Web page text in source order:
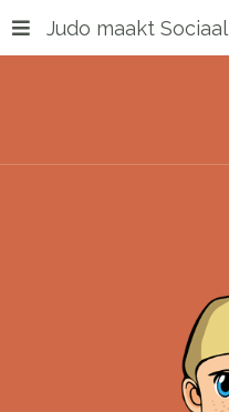
Judo maakt Sociaal